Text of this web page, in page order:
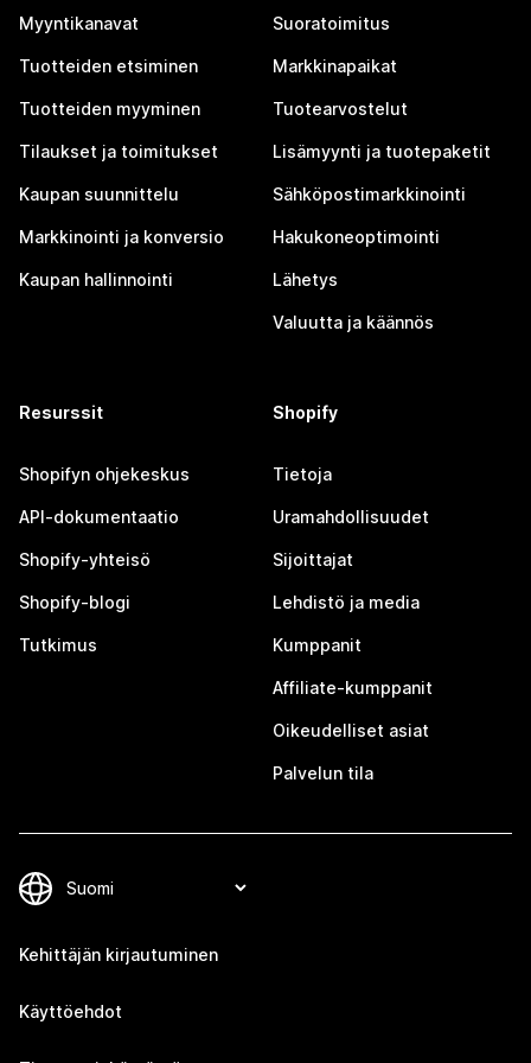
Myyntikanavat
Tuotteiden etsiminen
Tuotteiden myyminen
Tilaukset ja toimitukset
Kaupan suunnittelu
Markkinointi ja konversio
Kaupan hallinnointi
Suoratoimitus
Markkinapaikat
Tuotearvostelut
Lisämyynti ja tuotepaketit
Sähköpostimarkkinointi
Hakukoneoptimointi
Lähetys
Valuutta ja käännös
Resurssit
Shopifyn ohjekeskus
API-dokumentaatio
Shopify-yhteisö
Shopify-blogi
Tutkimus
Shopify
Tietoja
Uramahdollisuudet
Sijoittajat
Lehdistö ja media
Kumppanit
Affiliate-kumppanit
Oikeudelliset asiat
Palvelun tila
Kehittäjän kirjautuminen
Käyttöehdot